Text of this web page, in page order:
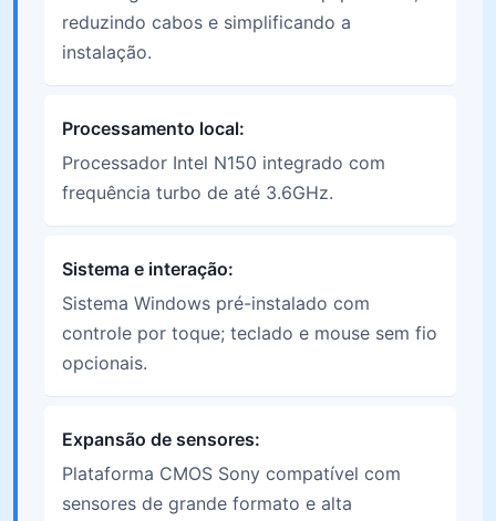
reduzindo cabos e simplificando a
instalação.
Processamento local:
Processador Intel N150 integrado com
frequência turbo de até 3.6GHz.
Sistema e interação:
Sistema Windows pré-instalado com
controle por toque; teclado e mouse sem fio
opcionais.
Expansão de sensores:
Plataforma CMOS Sony compatível com
sensores de grande formato e alta